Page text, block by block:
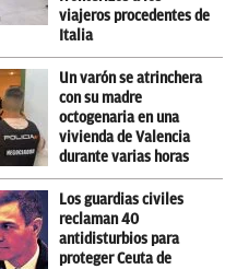
viajeros procedentes de
Italia
Un varón se atrinchera
con su madre
octogenaria en una
vivienda de Valencia
durante varias horas
Los guardias civiles
reclaman 40
antidisturbios para
proteger Ceuta de